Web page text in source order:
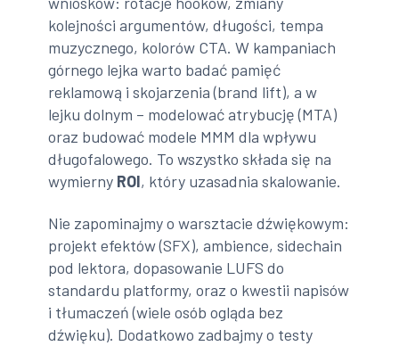
kolejności argumentów, długości, tempa
muzycznego, kolorów CTA. W kampaniach
górnego lejka warto badać pamięć
reklamową i skojarzenia (brand lift), a w
lejku dolnym – modelować atrybucję (MTA)
oraz budować modele MMM dla wpływu
długofalowego. To wszystko składa się na
wymierny ROI, który uzasadnia skalowanie.
Nie zapominajmy o warsztacie dźwiękowym:
projekt efektów (SFX), ambience, sidechain
pod lektora, dopasowanie LUFS do
standardu platformy, oraz o kwestii napisów
i tłumaczeń (wiele osób ogląda bez
dźwięku). Dodatkowo zadbajmy o testy